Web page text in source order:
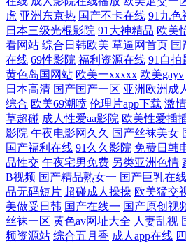
美日韩在线观 亚洲精品制服丝袜二区
本视频在线观看网站 伊伊人成亚洲 大伊香
碰人人网 中文字幕一区二区视 国产精品
www51精品com 好看的电视剧免费在 日本
在线观看 高清电影观看 麻豆国产久久精品
在线 国产日韩一区美利坚 欧美一区二 亚洲
成人 三级片网地 中文不打码网站 无码一卡
虎 亚洲东京热 国产不卡在线 91九色
日本三级光棍影院 91大神精品 欧美
看网站 综合日韩欧美 草逼网首页 国
在线 69性影院 福利资源在线 91自拍
黄色岛国网站 欧美一xxxxx 欧美gayv
日本高清 国产国产一区 亚洲欧洲成
综合 欧美69潮喷 伦理片app下载 激
草超碰 成人性爱aa影院 欧美性爱插
影院 午夜电影网久久 国产丝袜美女
国产福利在线 91久久影院 免费日韩
品性交 午夜宅男免费 另类亚洲色情
B视频 国产精品熟女一 国产巨乳在
品无码短片 超碰成人操操 欧美猛交
美做受日韩 国产在线一 国产原创视
丝袜一区 黄色av网址大全 人妻乱视
频资源站 综合五月香 成人app在线